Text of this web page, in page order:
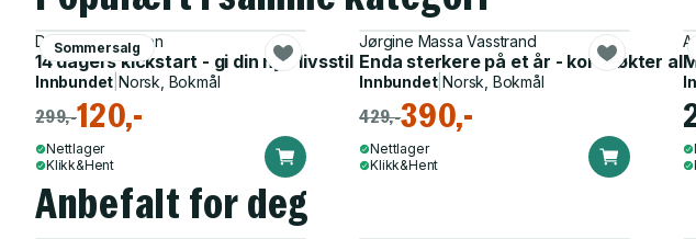
Sommersalg
Desirée Andersen
14 dagers kickstart - gi din nye livsstil den beste starten!
Innbundet |Norsk, Bokmål
299,-120,-
Nettlager
Klikk&Hent
Jørgine Massa Vasstrand
Enda sterkere på et år - korte økter
Innbundet|Norsk, Bokmål
429,-390,-
Nettlager
Klikk&Hent
Anbefalt for deg